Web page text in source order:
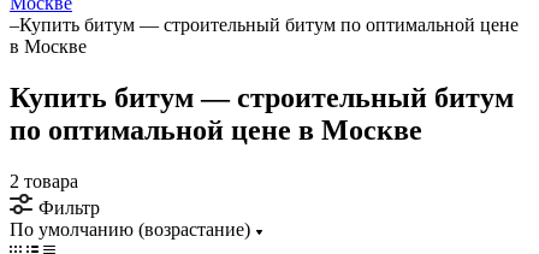
–Купить битум — строительный битум по оптимальной цене
в Москве
Купить битум — строительный битум
по оптимальной цене в Москве
2 товара
Фильтр
По умолчанию (возрастание)